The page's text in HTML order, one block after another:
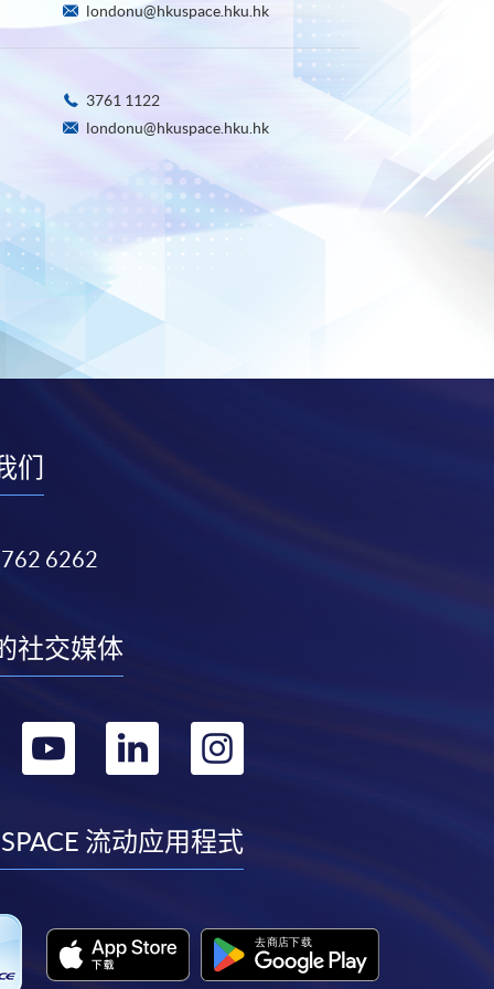
londonu@hkuspace.hku.hk
3761 1122
londonu@hkuspace.hku.hk
们
6262
社交媒体
转
youtube
转
linkedin
转
instagram
流动应用程式